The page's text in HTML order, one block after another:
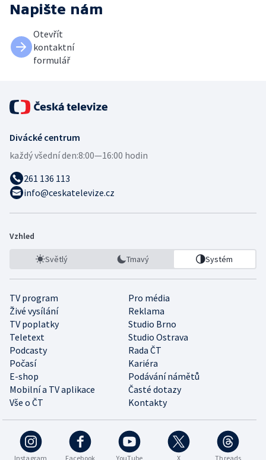
Napište nám
Otevřít
kontaktní
formulář
Divácké centrum
každý všední den:8:00—16:00 hodin
261 136 113
info@ceskatelevize.cz
Vzhled
Světlý Tmavý Systém
TV program
Pro média
Živé vysílání
Reklama
TV poplatky
Studio Brno
Teletext
Studio Ostrava
Podcasty
Rada ČT
Počasí
Kariéra
E-shop
Podávání námětů
Mobilní a TV aplikace
Časté dotazy
Vše o ČT
Kontakty
Instagram Facebook YouTube X Threads